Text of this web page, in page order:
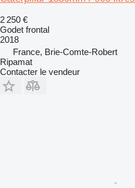
2 250 €
Godet frontal
2018
France, Brie-Comte-Robert
Ripamat
Contacter le vendeur